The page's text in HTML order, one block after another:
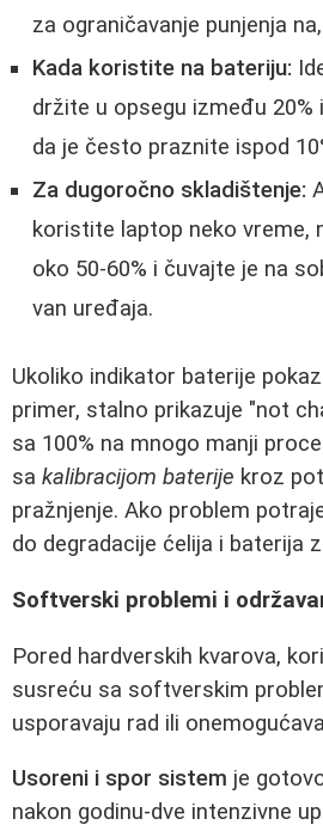
za ograničavanje punjenja
Kada koristite na bateriju:
držite u opsegu između 20%
da je često praznite ispod
Za dugoročno skladištenje:
koristite laptop neko vreme,
oko 50-60% i čuvajte je na
van uređaja.
Ukoliko indikator baterije
primer, stalno prikazuje "not
sa 100% na mnogo manji
sa kalibracijom baterije kroz
pražnjenje. Ako problem
do degradacije ćelija i baterija
Softverski problemi i
Pored hardverskih kvarova,
susreću sa softverskim
usporavaju rad ili
Usoreni i spor sistem je
nakon godinu-dve intenzivne